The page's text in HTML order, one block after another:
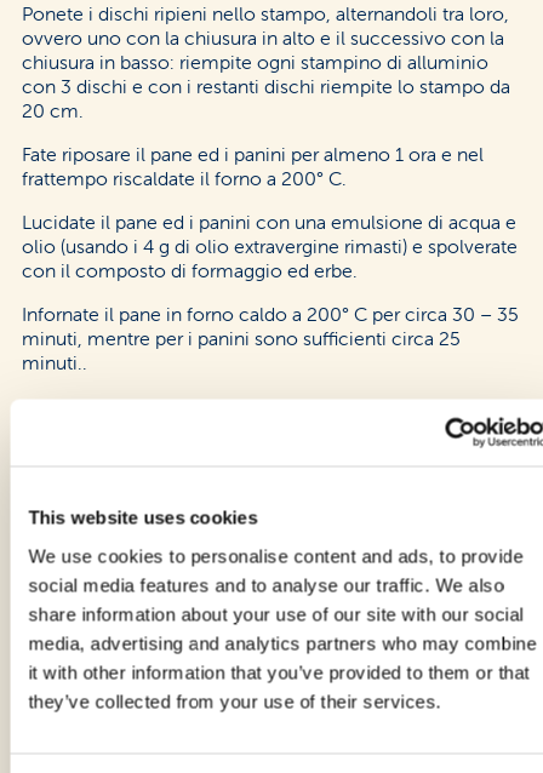
This website uses cookies
We use cookies to personalise content and ads, to provide
social media features and to analyse our traffic. We also
share information about your use of our site with our social
media, advertising and analytics partners who may combine
it with other information that you’ve provided to them or that
they’ve collected from your use of their services.
Ponete i dischi ripieni nello stampo, alternandoli tra loro,
ovvero uno con la chiusura in alto e il successivo con la
chiusura in basso: riempite ogni stampino di alluminio
con 3 dischi e con i restanti dischi riempite lo stampo da
20 cm.
Fate riposare il pane ed i panini per almeno 1 ora e nel
frattempo riscaldate il forno a 200° C.
Lucidate il pane ed i panini con una emulsione di acqua e
olio (usando i 4 g di olio extravergine rimasti) e spolverate
con il composto di formaggio ed erbe.
Infornate il pane in forno caldo a 200° C per circa 30 – 35
minuti, mentre per i panini sono sufficienti circa 25
minuti..
Una volta cotti, sfornate su una griglia per dolci e gustate
tiepido o fredd il pull apart bread senza glutine e senza
Vedi anche altre nostre
ricette